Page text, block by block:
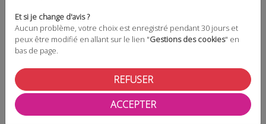
Espace téléchargement
Espace adhérent
Les actualités
Et si je change d'avis ?
Aucun problème, votre choix est enregistré pendant 30 jours et
peux être modifié en allant sur le lien "Gestions des cookies" en
bas de page.
REFUSER
ACCEPTER